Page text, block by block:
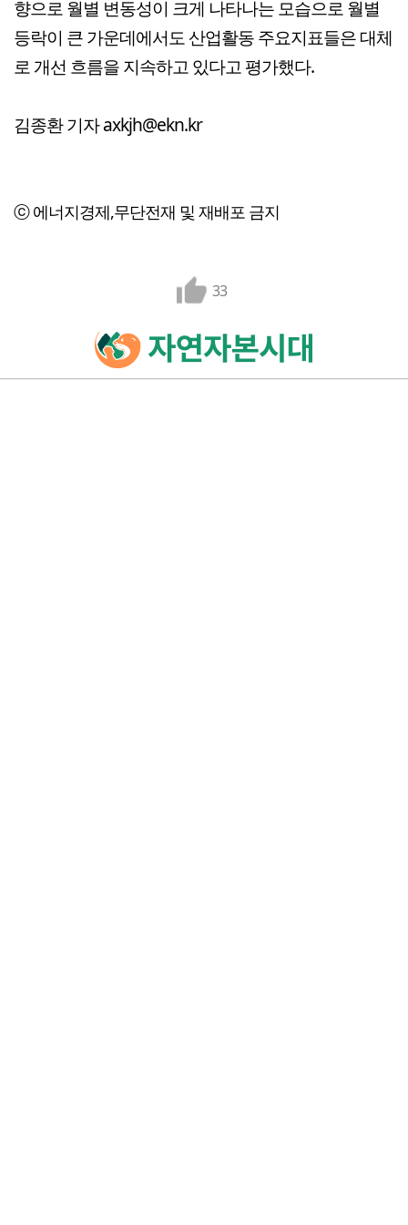
향으로 월별 변동성이 크게 나타나는 모습으로 월별
등락이 큰 가운데에서도 산업활동 주요지표들은 대체
로 개선 흐름을 지속하고 있다고 평가했다.
김종환 기자 axkjh@ekn.kr
ⓒ 에너지경제,무단전재 및 재배포 금지
33